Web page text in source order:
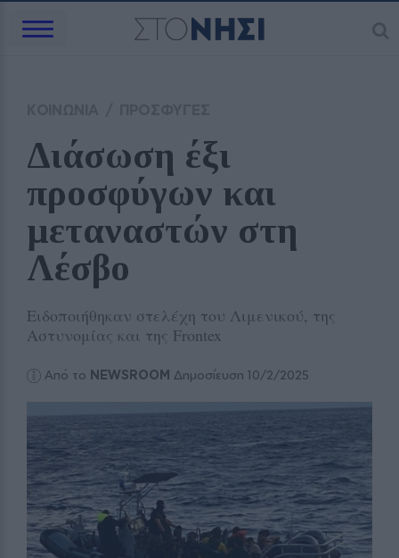
Διάσωση έξι
προσφύγων και
μεταναστών στη
Λέσβο
Ειδοποιήθηκαν στελέχη του Λιμενικού, της
Αστυνομίας και της Frontex
Από το NEWSROOM Δημοσίευση 10/2/2025